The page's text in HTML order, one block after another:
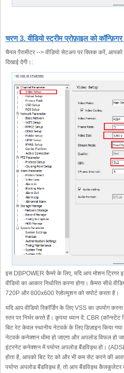
चरण 3. वीडियो स्ट्रीम प्रोफ़ाइल को
चैनल पैरामीटर --> वीडियो सेटअप पर क्लिक करें, आपको
दिखाई देगी।:
इस DBPOWER कैमरे के लिए, यदि आप मोशन ट्रिगर
वीडियो का आकार निर्धारित करना होगा। कैमरा सीधे
720P और 800x600 रेज़ोल्यूशन को सपोर्ट करता है।
यदि आप वीडियो रिकॉर्डिंग के लिए VSS का उपयोग
स्तर पर निर्भर करते हैं। कृपया ध्यान दें: CBR
बिट रेट केवल स्थानीय नेटवर्क के लिए डिज़ाइन किया
नेटवर्क कनेक्शन धीमा हो जाएगा और अपलोड विफल हो
इंटरनेट कनेक्शन में पर्याप्त अपलोड बैंडविड्थ हो।
होता है, आपको बिट रेट को और भी कम सेट करने की
पर्याप्त अपलोड बैंडविड्थ है, तो आप बैंडविड्थ